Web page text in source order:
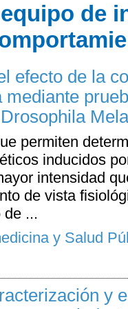
de
efecto de la
mediante
permiten
inducidos
intensidad
de vista
de ...
y Salud
y